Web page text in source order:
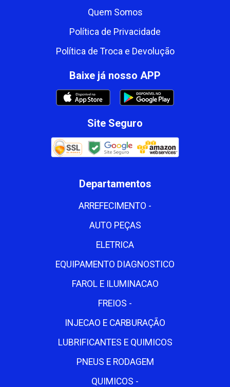
Quem Somos
Política de Privacidade
Política de Troca e Devolução
Baixe já nosso APP
Site Seguro
Departamentos
ARREFECIMENTO -
AUTO PEÇAS
ELETRICA
EQUIPAMENTO DIAGNOSTICO
FAROL E ILUMINACAO
FREIOS -
INJECAO E CARBURAÇÃO
LUBRIFICANTES E QUIMICOS
PNEUS E RODAGEM
QUIMICOS -